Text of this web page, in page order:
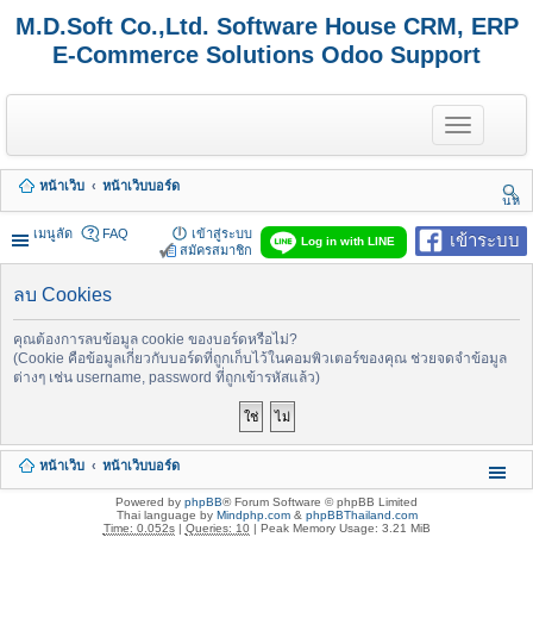
M.D.Soft Co.,Ltd. Software House CRM, ERP
E-Commerce Solutions Odoo Support
T
o
g
e
n
a
v
a
i
หน้าเว็บ
หน้าเว็บบอร์ด
นห
า
เมนูลัด
เข้าระบบ
Log in with LINE
FAQ
เข้าสู่ระบบ
สมัครสมาชิก
ลบ Cookies
คุณต้องการลบข้อมูล cookie ของบอร์ดหรือไม่?
(Cookie คือข้อมูลเกี่ยวกับบอร์ดที่ถูกเก็บไว้ในคอมพิวเตอร์ของคุณ ช่วยจดจำข้อมูล
ต่างๆ เช่น username, password ที่ถูกเข้ารหัสแล้ว)
หน้าเว็บ หน้าเว็บบอร์ด
Powered by phpBB® Forum Software © phpBB Limited
Thai language by Mindphp.com& phpBBThailand.com
Time: 0.052s| Queries: 10| Peak Memory Usage: 3.21 MiB